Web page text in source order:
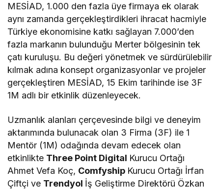
MESİAD, 1.000 den fazla üye firmaya ek olarak
aynı zamanda gerçekleştirdikleri ihracat hacmiyle
Türkiye ekonomisine katkı sağlayan 7.000’den
fazla markanın bulunduğu Merter bölgesinin tek
çatı kuruluşu. Bu değeri yönetmek ve sürdürülebilir
kılmak adına konsept organizasyonlar ve projeler
gerçekleştiren MESİAD, 15 Ekim tarihinde ise 3F
1M adlı bir etkinlik düzenleyecek.
Uzmanlık alanları çerçevesinde bilgi ve deneyim
aktarımında bulunacak olan 3 Firma (3F) ile 1
Mentör (1M) odağında devam edecek olan
etkinlikte Three Point Digital Kurucu Ortağı
Ahmet Vefa Koç, Comfyship Kurucu Ortağı İrfan
Çiftçi ve Trendyol İş Geliştirme Direktörü Özkan